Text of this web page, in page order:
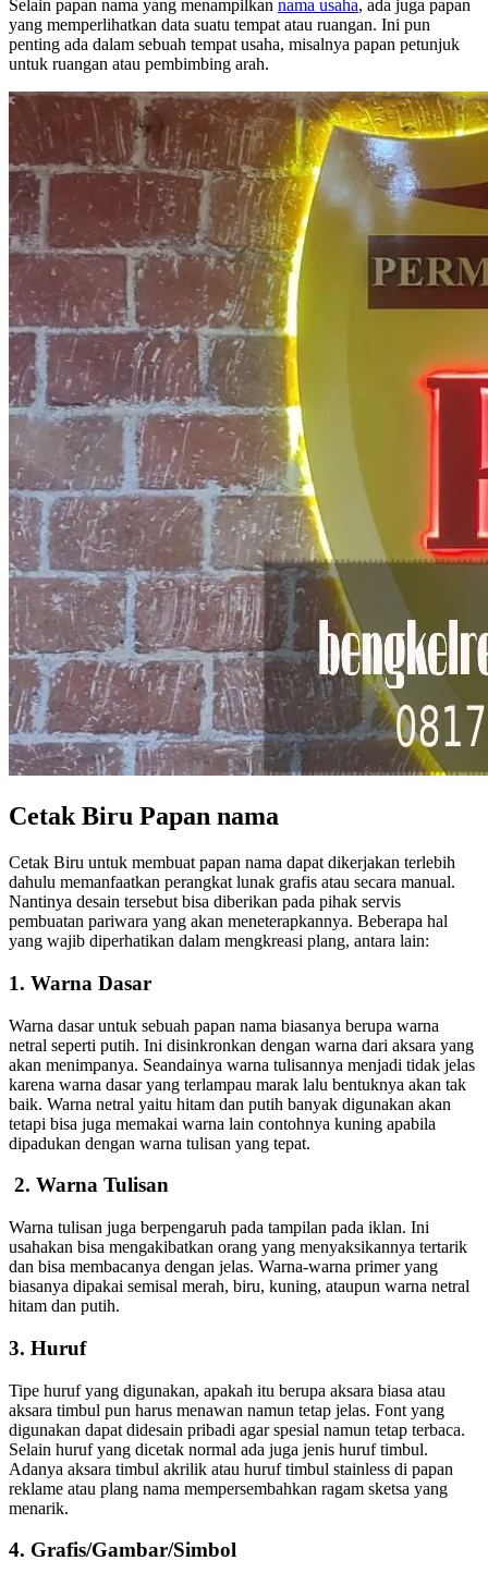
Selain papan nama yang menampilkan nama usaha, ada juga papan
yang memperlihatkan data suatu tempat atau ruangan. Ini pun
penting ada dalam sebuah tempat usaha, misalnya papan petunjuk
untuk ruangan atau pembimbing arah.
Cetak Biru Papan nama
Cetak Biru untuk membuat papan nama dapat dikerjakan terlebih
dahulu memanfaatkan perangkat lunak grafis atau secara manual.
Nantinya desain tersebut bisa diberikan pada pihak servis
pembuatan pariwara yang akan meneterapkannya. Beberapa hal
yang wajib diperhatikan dalam mengkreasi plang, antara lain:
1. Warna Dasar
Warna dasar untuk sebuah papan nama biasanya berupa warna
netral seperti putih. Ini disinkronkan dengan warna dari aksara yang
akan menimpanya. Seandainya warna tulisannya menjadi tidak jelas
karena warna dasar yang terlampau marak lalu bentuknya akan tak
baik. Warna netral yaitu hitam dan putih banyak digunakan akan
tetapi bisa juga memakai warna lain contohnya kuning apabila
dipadukan dengan warna tulisan yang tepat.
2. Warna Tulisan
Warna tulisan juga berpengaruh pada tampilan pada iklan. Ini
usahakan bisa mengakibatkan orang yang menyaksikannya tertarik
dan bisa membacanya dengan jelas. Warna-warna primer yang
biasanya dipakai semisal merah, biru, kuning, ataupun warna netral
hitam dan putih.
3. Huruf
Tipe huruf yang digunakan, apakah itu berupa aksara biasa atau
aksara timbul pun harus menawan namun tetap jelas. Font yang
digunakan dapat didesain pribadi agar spesial namun tetap terbaca.
Selain huruf yang dicetak normal ada juga jenis huruf timbul.
Adanya aksara timbul akrilik atau huruf timbul stainless di papan
reklame atau plang nama mempersembahkan ragam sketsa yang
menarik.
4. Grafis/Gambar/Simbol